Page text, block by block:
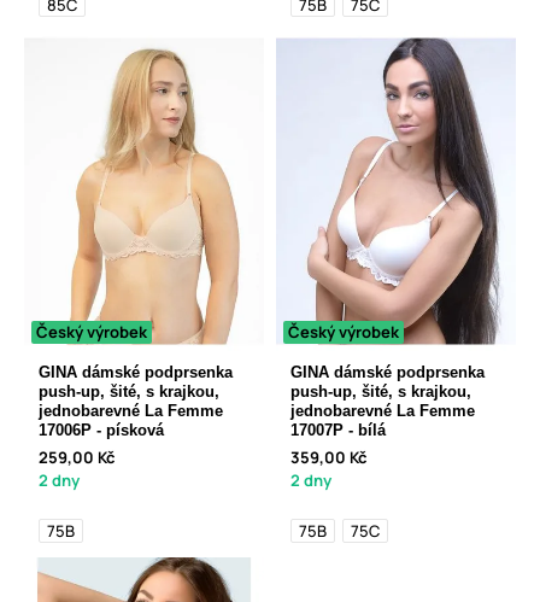
85C 75B 75C
Český výrobek
GINA dámské podprsenka
push-up, šité, s krajkou,
jednobarevné La Femme
17006P - písková
259,00 Kč
2 dny
75B
Český výrobek
GINA dámské podprsenka
push-up, šité, s krajkou,
jednobarevné La Femme
17007P - bílá
359,00 Kč
2 dny
75B 75C